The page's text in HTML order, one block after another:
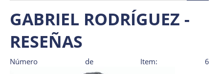
GABRIEL RODRÍGUEZ -
RESEÑAS
Número de Item: 6